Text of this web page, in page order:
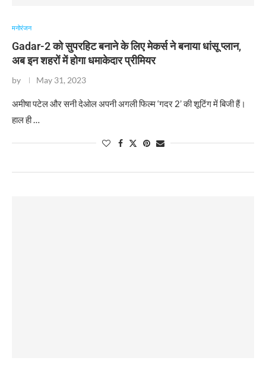
मनोरंजन
Gadar-2 को सुपरहिट बनाने के लिए मेकर्स ने बनाया धांसू प्लान,
अब इन शहरों में होगा धमाकेदार प्रीमियर
by May 31, 2023
अमीषा पटेल और सनी देओल अपनी अगली फिल्म ‘गदर 2’ की शूटिंग में बिजी हैं।
हाल ही …